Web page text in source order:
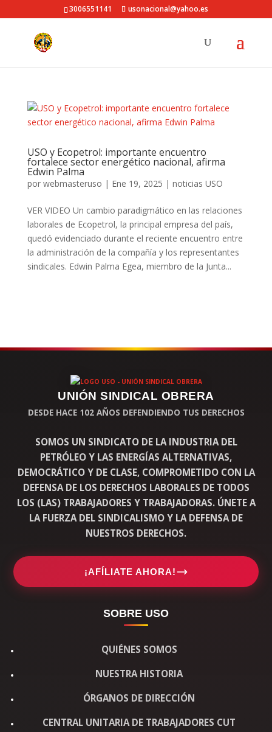
3006551141 usonacional@yahoo.es
USO y Ecopetrol: importante encuentro
fortalece sector energético nacional, afirma
Edwin Palma
por webmasteruso | Ene 19, 2025 | noticias USO
VER VIDEO Un cambio paradigmático en las relaciones
laborales de Ecopetrol, la principal empresa del país,
quedó evidenciado durante el reciente encuentro entre
la administración de la compañía y los representantes
sindicales. Edwin Palma Egea, miembro de la Junta...
UNIÓN SINDICAL OBRERA
DESDE HACE 102 AÑOS DEFENDIENDO TUS DERECHOS
SOMOS UN SINDICATO DE LA INDUSTRIA DEL
PETRÓLEO Y LAS ENERGÍAS ALTERNATIVAS,
DEMOCRÁTICO Y DE CLASE, COMPROMETIDO CON LA
DEFENSA DE LOS DERECHOS LABORALES DE TODOS
LOS (LAS) TRABAJADORES Y TRABAJADORAS. ÚNETE A
LA FUERZA DEL SINDICALISMO Y LA DEFENSA DE
NUESTROS DERECHOS.
¡AFÍLIATE AHORA!
SOBRE USO
QUIÉNES SOMOS
NUESTRA HISTORIA
ÓRGANOS DE DIRECCIÓN
CENTRAL UNITARIA DE TRABAJADORES CUT